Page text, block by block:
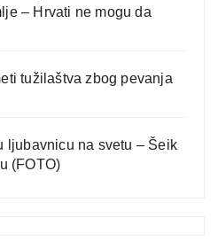
– Hrvati ne mogu da
tužilaštva zbog pevanja
ljubavnicu na svetu – Šeik
(FOTO)